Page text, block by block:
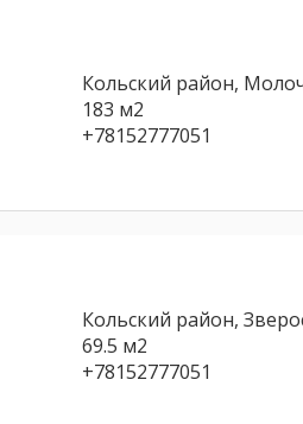
Кольский район,
183 м2
+78152777051
Кольский район,
69.5 м2
+78152777051